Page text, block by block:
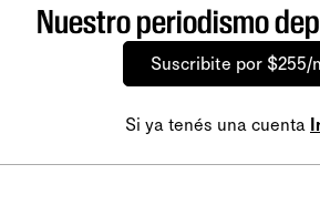
Nuestro periodismo
Suscribite por $255/
Si ya tenés una cuenta